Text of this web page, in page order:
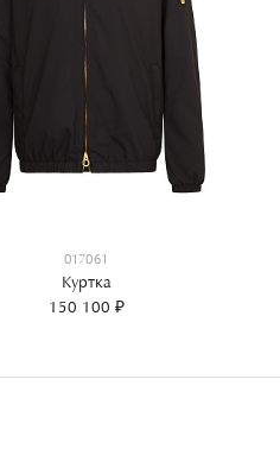
017061
Куртка
150 100 ₽